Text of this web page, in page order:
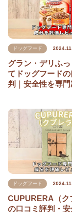
ドッグフード
グラン・デリふ
てドッグフード
判｜安全性を専
ドッグフード
CUPURERA（ク
の口コミ評判・